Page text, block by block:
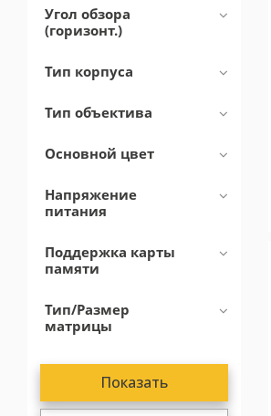
Угол обзора
(горизонт.)
Тип корпуса
Тип объектива
Основной цвет
Напряжение
питания
Поддержка карты
памяти
Тип/Размер
матрицы